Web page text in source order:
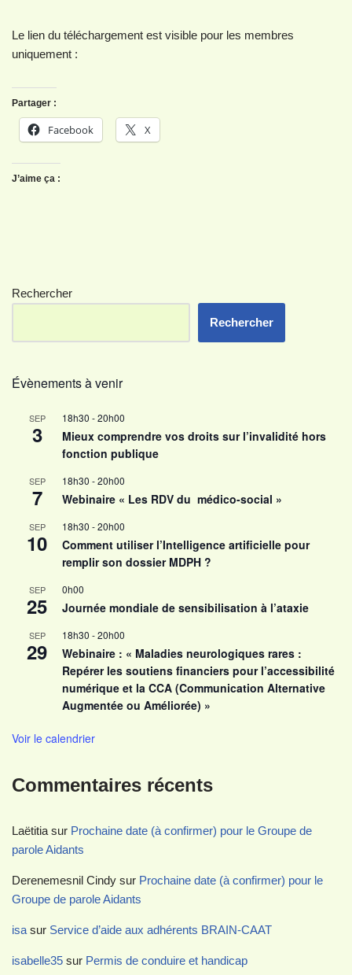
Le lien du téléchargement est visible pour les membres
uniquement :
Partager :
Facebook X
J’aime ça :
Rechercher
Rechercher
Évènements à venir
SEP
3
18h30 -20h00
Mieux comprendre vos droits sur l’invalidité hors
fonction publique
SEP
7
18h30 -20h00
Webinaire « Les RDV du médico-social »
SEP
10
18h30 -20h00
Comment utiliser l’Intelligence artificielle pour
remplir son dossier MDPH ?
SEP
25
0h00
Journée mondiale de sensibilisation à l’ataxie
SEP
29
18h30 -20h00
Webinaire : « Maladies neurologiques rares :
Repérer les soutiens financiers pour l’accessibilité
numérique et la CCA (Communication Alternative
Augmentée ou Améliorée) »
Voir le calendrier
Commentaires récents
Laëtitia sur Prochaine date (à confirmer) pour le Groupe de
parole Aidants
Derenemesnil Cindy sur Prochaine date (à confirmer) pour le
Groupe de parole Aidants
isa sur Service d’aide aux adhérents BRAIN-CAAT
isabelle35 sur Permis de conduire et handicap